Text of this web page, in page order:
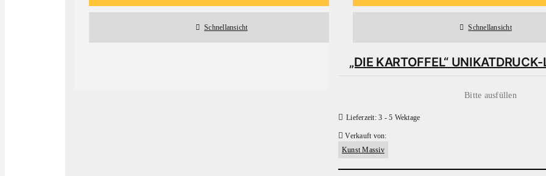
Schnellansicht
„DIE KARTOFFEL“
Bitte ausfüllen
Lieferzeit:3 - 5 Wektage
Verkauft von:
Kunst Massiv
Schnellansicht